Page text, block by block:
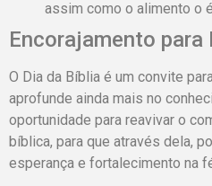
assim como o alimento o
Encorajamento para
O Dia da Bíblia é um convite
aprofunde ainda mais no
oportunidade para reavivar o
bíblica, para que através dela,
esperança e fortalecimento na